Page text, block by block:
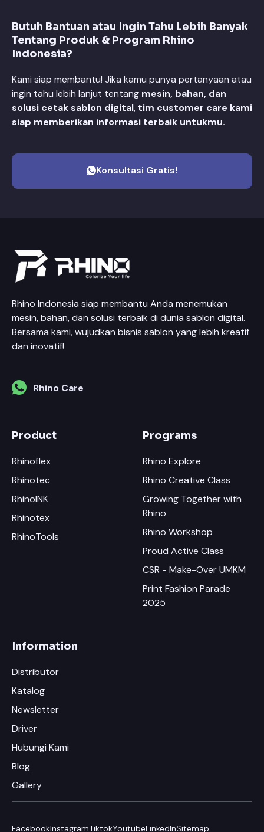
Butuh Bantuan atau Ingin Tahu Lebih Banyak
Tentang Produk & Program Rhino
Indonesia?
Kami siap membantu! Jika kamu punya pertanyaan atau
ingin tahu lebih lanjut tentang mesin, bahan, dan
solusi cetak sablon digital, tim customer care kami
siap memberikan informasi terbaik untukmu.
Konsultasi Gratis!
Rhino Indonesia siap membantu Anda menemukan
mesin, bahan, dan solusi terbaik di dunia sablon digital.
Bersama kami, wujudkan bisnis sablon yang lebih kreatif
dan inovatif!
Rhino Care
Product
Rhinoflex
Rhinotec
RhinoINK
Rhinotex
RhinoTools
Programs
Rhino Explore
Rhino Creative Class
Growing Together with
Rhino
Rhino Workshop
Proud Active Class
CSR - Make-Over UMKM
Print Fashion Parade
2025
Information
Distributor
Katalog
Newsletter
Driver
Hubungi Kami
Blog
Gallery
FacebookInstagramTiktokYoutubeLinkedInSitemap